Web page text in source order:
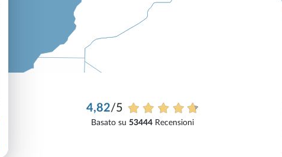
4,82/5
Basato su53444 Recensioni